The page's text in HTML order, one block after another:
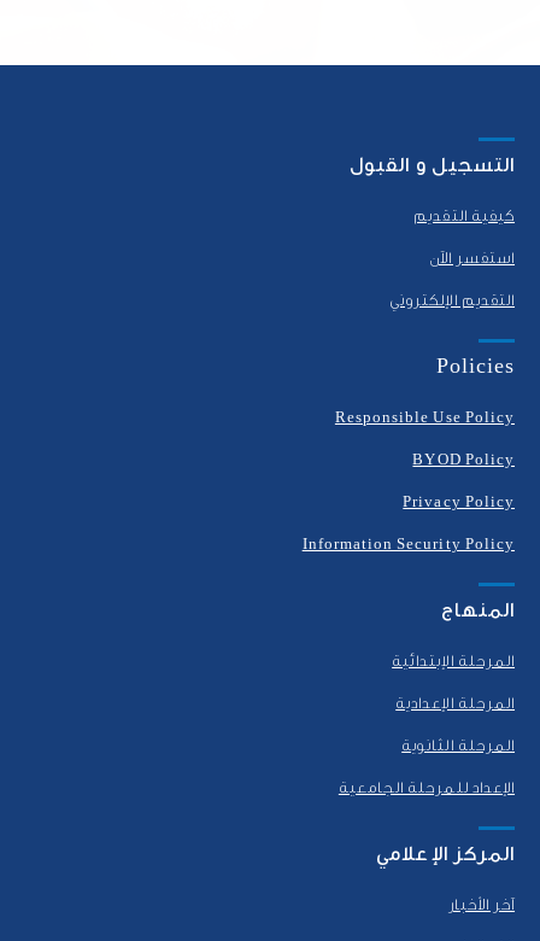
التسجيل و القبول
كيفية التقديم
استفسر الآن
التقديم الإلكتروني
Policies
Responsible Use Policy
BYOD Policy
Privacy Policy
Information Security Policy
المنهاج
المرحلة الإبتدائية
المرحلة الإعدادية
المرحلة الثانوية
الإعداد للمرحلة الجامعية
المركز الإعلامي
آخر الأخبار